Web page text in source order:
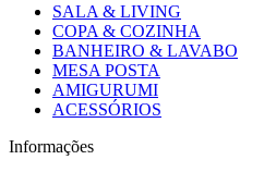
SALA & LIVING
COPA & COZINHA
BANHEIRO & LAVABO
MESA POSTA
AMIGURUMI
ACESSÓRIOS
Informações